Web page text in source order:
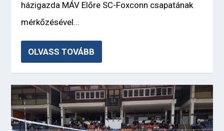
házigazda MÁV Előre SC-Foxconn csapatának
mérkőzésével...
OLVASS TOVÁBB